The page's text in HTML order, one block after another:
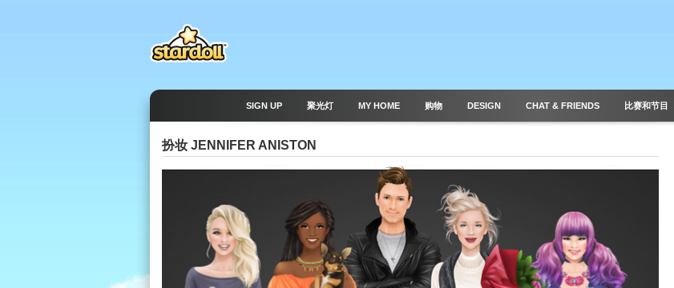
SIGN UP 聚光灯 MY HOME 购物 DESIGN CHAT & FRIENDS 比赛和节目
扮妆 JENNIFER ANISTON